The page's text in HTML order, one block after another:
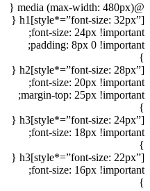
@media (max-width: 480px) {
h1[style*=”font-size: 32px”] {
font-size: 24px !important;
padding: 8px 0 !important;
}
h2[style*=”font-size: 28px”] {
font-size: 20px !important;
margin-top: 25px !important;
}
h3[style*=”font-size: 24px”] {
font-size: 18px !important;
}
h3[style*=”font-size: 22px”] {
font-size: 16px !important;
}